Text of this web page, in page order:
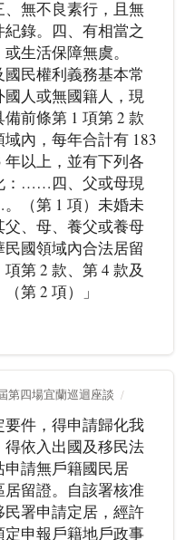
無不良素行，且無
錄。四、有相當之
生活保障無虞。
民權利義務基本常
人或無國籍人，現
前條第 1 項第 2 款
內，每年合計有 183
以上，並有下列各
：……四、父或母現
（第 1 項）未婚未
、母、養父或養母
國領域內合法居留
第 2 款、第 4 款及
第 2 項）」
第四場宜蘭巡迴座談
件，得申請歸化我
依入出國及移民法
請無戶籍國民居
留證。自該署核准
署申請定居，經許
申報戶籍地戶政事